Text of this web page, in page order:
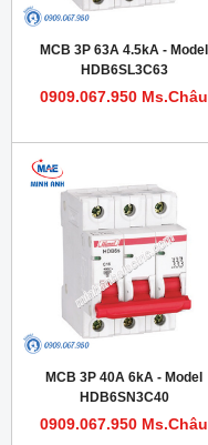
MCB 3P 63A 4.5kA - Model
HDB6SL3C63
0909.067.950 Ms.Châu
MCB 3P 40A 6kA - Model
HDB6SN3C40
0909.067.950 Ms.Châu